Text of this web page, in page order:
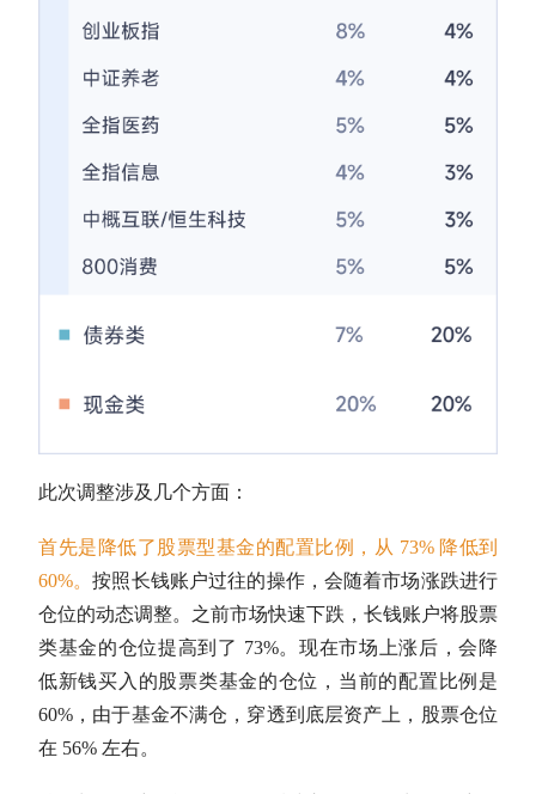
此次调整涉及几个方面：
首先是降低了股票型基金的配置比例，从 73% 降低到
60%。按照长钱账户过往的操作，会随着市场涨跌进行
仓位的动态调整。之前市场快速下跌，长钱账户将股票
类基金的仓位提高到了 73%。现在市场上涨后，会降
低新钱买入的股票类基金的仓位 ，当前的配置比例是
60%，由于基金不满仓，穿透到底层资产上，股票仓位
在 56% 左右。